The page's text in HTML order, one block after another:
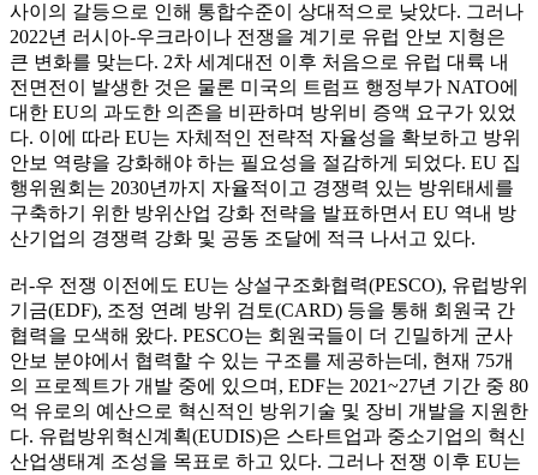
사이의 갈등으로 인해 통합수준이 상대적으로 낮았다. 그러나
2022년 러시아-우크라이나 전쟁을 계기로 유럽 안보 지형은
큰 변화를 맞는다. 2차 세계대전 이후 처음으로 유럽 대륙 내
전면전이 발생한 것은 물론 미국의 트럼프 행정부가 NATO에
대한 EU의 과도한 의존을 비판하며 방위비 증액 요구가 있었
다. 이에 따라 EU는 자체적인 전략적 자율성을 확보하고 방위
안보 역량을 강화해야 하는 필요성을 절감하게 되었다. EU 집
행위원회는 2030년까지 자율적이고 경쟁력 있는 방위태세를
구축하기 위한 방위산업 강화 전략을 발표하면서 EU 역내 방
산기업의 경쟁력 강화 및 공동 조달에 적극 나서고 있다.
러-우 전쟁 이전에도 EU는 상설구조화협력(PESCO), 유럽방위
기금(EDF), 조정 연례 방위 검토(CARD) 등을 통해 회원국 간
협력을 모색해 왔다. PESCO는 회원국들이 더 긴밀하게 군사
안보 분야에서 협력할 수 있는 구조를 제공하는데, 현재 75개
의 프로젝트가 개발 중에 있으며, EDF는 2021~27년 기간 중 80
억 유로의 예산으로 혁신적인 방위기술 및 장비 개발을 지원한
다. 유럽방위혁신계획(EUDIS)은 스타트업과 중소기업의 혁신
산업생태계 조성을 목표로 하고 있다. 그러나 전쟁 이후 EU는